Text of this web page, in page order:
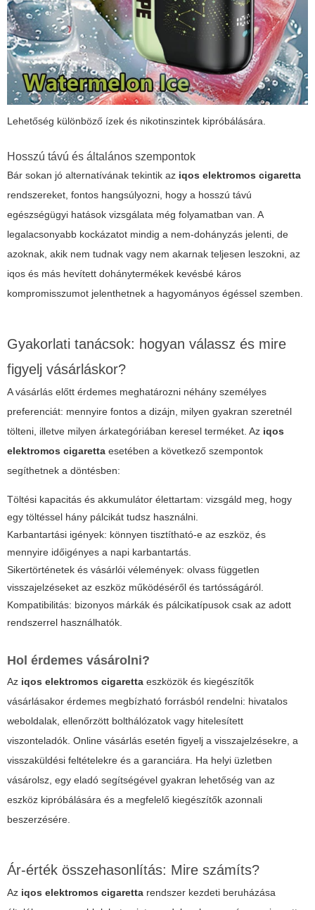
Lehetőség különböző ízek és nikotinszintek kipróbálására.
Hosszú távú és általános szempontok
Bár sokan jó alternatívának tekintik az iqos elektromos cigaretta
rendszereket, fontos hangsúlyozni, hogy a hosszú távú
egészségügyi hatások vizsgálata még folyamatban van. A
legalacsonyabb kockázatot mindig a nem-dohányzás jelenti, de
azoknak, akik nem tudnak vagy nem akarnak teljesen leszokni, az
iqos és más hevített dohánytermékek kevésbé káros
kompromisszumot jelenthetnek a hagyományos égéssel szemben.
Gyakorlati tanácsok: hogyan válassz és mire
figyelj vásárláskor?
A vásárlás előtt érdemes meghatározni néhány személyes
preferenciát: mennyire fontos a dizájn, milyen gyakran szeretnél
tölteni, illetve milyen árkategóriában keresel terméket. Az iqos
elektromos cigaretta esetében a következő szempontok
segíthetnek a döntésben:
Töltési kapacitás és akkumulátor élettartam: vizsgáld meg, hogy
egy töltéssel hány pálcikát tudsz használni.
Karbantartási igények: könnyen tisztítható-e az eszköz, és
mennyire időigényes a napi karbantartás.
Sikertörténetek és vásárlói vélemények: olvass független
visszajelzéseket az eszköz működéséről és tartósságáról.
Kompatibilitás: bizonyos márkák és pálcikatípusok csak az adott
rendszerrel használhatók.
Hol érdemes vásárolni?
Az iqos elektromos cigaretta eszközök és kiegészítők
vásárlásakor érdemes megbízható forrásból rendelni: hivatalos
weboldalak, ellenőrzött bolthálózatok vagy hitelesített
viszonteladók. Online vásárlás esetén figyelj a visszajelzésekre, a
visszaküldési feltételekre és a garanciára. Ha helyi üzletben
vásárolsz, egy eladó segítségével gyakran lehetőség van az
eszköz kipróbálására és a megfelelő kiegészítők azonnali
beszerzésére.
Ár-érték összehasonlítás: Mire számíts?
Az iqos elektromos cigaretta rendszer kezdeti beruházása